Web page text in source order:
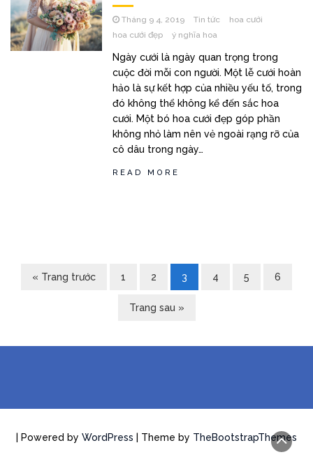
Tháng 9 4, 2019 Tin tức
hoa cưới
hoa cưới đẹp
ý nghĩa hoa
Ngày cưới là ngày quan trọng trong
cuộc đời mỗi con người. Một lễ cưới hoàn
hảo là sự kết hợp của nhiều yếu tố, trong
đó không thể không kể đến sắc hoa
cưới. Một bó hoa cưới đẹp góp phần
không nhỏ làm nên vẻ ngoài rạng rỡ của
cô dâu trong ngày…
READ MORE
« Trang trước 1 2 3 4 5 6
Trang sau »
| Powered by WordPress | Theme by TheBootstrapThemes